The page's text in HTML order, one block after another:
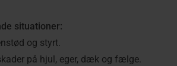
situationer:
og styrt.
på hjul, eger, dæk og fælge.